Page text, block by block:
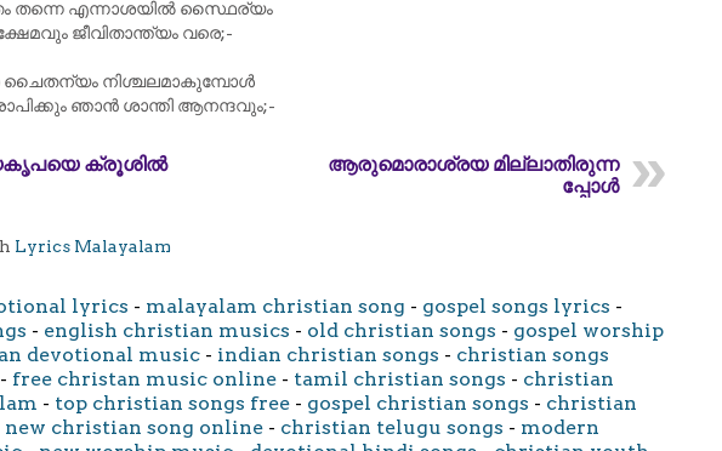
തന്നെ എന്നാശയിൽ സ്ഥൈര്യം
ജീവിതാന്ത്യം വരെ;-
ചൈതന്യം നിശ്ചലമാകുമ്പോൾ
ഞാൻ ശാന്തി ആനന്ദവും;-
ക്രൂശിൽ
ആരുമൊരാശ്രയ മില്ലാതിരുന്ന​
പ്പോൾ
Lyrics Malayalam
lyrics - malayalam christian song - gospel songs lyrics -
- english christian musics - old christian songs - gospel worship
devotional music - indian christian songs - christian songs
- free christan music online - tamil christian songs - christian
- top christian songs free - gospel christian songs - christian
new christian song online - christian telugu songs - modern